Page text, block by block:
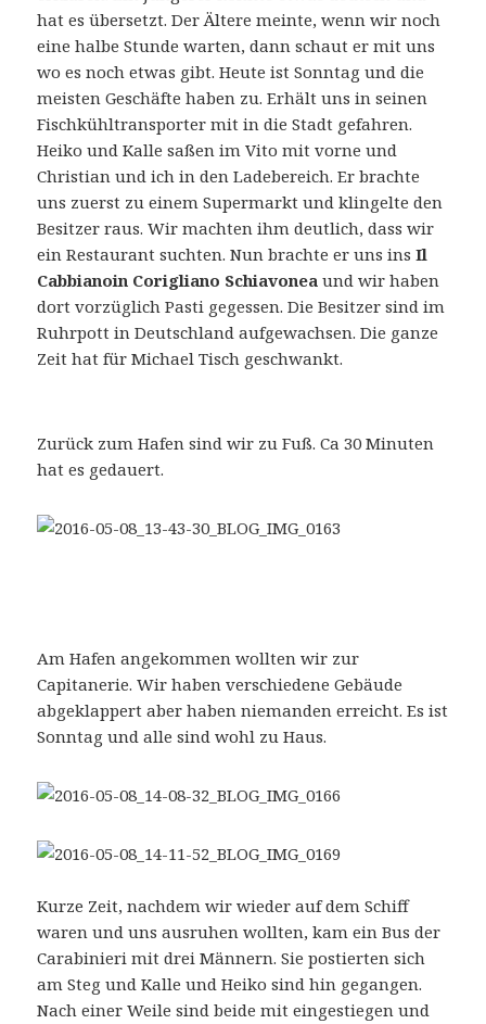
hat es übersetzt. Der Ältere meinte, wenn wir noch
eine halbe Stunde warten, dann schaut er mit uns
wo es noch etwas gibt. Heute ist Sonntag und die
meisten Geschäfte haben zu. Erhält uns in seinen
Fischkühltransporter mit in die Stadt gefahren.
Heiko und Kalle saßen im Vito mit vorne und
Christian und ich in den Ladebereich. Er brachte
uns zuerst zu einem Supermarkt und klingelte den
Besitzer raus. Wir machten ihm deutlich, dass wir
ein Restaurant suchten. Nun brachte er uns insIl
Cabbianoin Corigliano Schiavonea und wir haben
dort vorzüglich Pasti gegessen. Die Besitzer sind im
Ruhrpott in Deutschland aufgewachsen. Die ganze
Zeit hat für Michael Tisch geschwankt.
Zurück zum Hafen sind wir zu Fuß. Ca 30 Minuten
hat es gedauert.
Am Hafen angekommen wollten wir zur
Capitanerie. Wir haben verschiedene Gebäude
abgeklappert aber haben niemanden erreicht. Es ist
Sonntag und alle sind wohl zu Haus.
Kurze Zeit, nachdem wir wieder auf dem Schiff
waren und uns ausruhen wollten, kam ein Bus der
Carabinieri mit drei Männern. Sie postierten sich
am Steg und Kalle und Heiko sind hin gegangen.
Nach einer Weile sind beide mit eingestiegen und